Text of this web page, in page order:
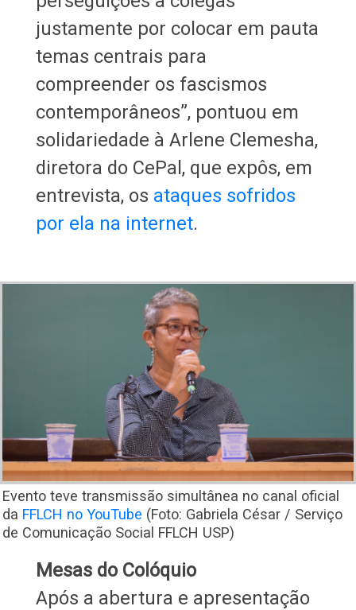
justamente por colocar em pauta
temas centrais para
compreender os fascismos
contemporâneos”, pontuou em
solidariedade à Arlene Clemesha,
diretora do CePal, que expôs, em
entrevista, os ataques sofridos
por ela na internet.
Evento teve transmissão simultânea no canal oficial
da FFLCH no YouTube (Foto: Gabriela César / Serviço
de Comunicação Social FFLCH USP)
Mesas do Colóquio
Após a abertura e apresentação